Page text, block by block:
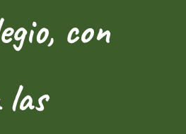
con